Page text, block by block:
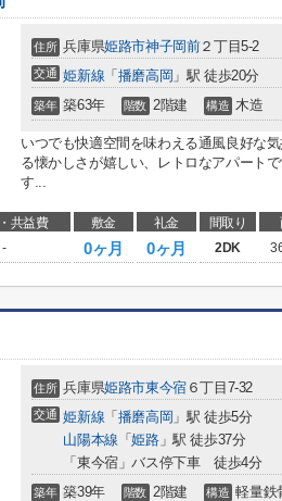
住所 兵庫県姫路市神子岡前２丁目5-2
交通 姫新線 「 播磨高岡 」駅 徒歩20分
築年 築63年 階数 2階建 構造 木造
いつでも快適空間を味わえる通風良好な
る懐かしさが嬉しい、レトロなアパート
す...
共益費 敷金 礼金 間取り
- 0ヶ月 0ヶ月 2DK
住所 兵庫県姫路市東今宿６丁目7-32
交通 姫新線 「 播磨高岡 」駅 徒歩5分
山陽本線 「姫路」駅 徒歩37分
「東今宿」バス停下車 徒歩4分
築年 築39年 階数 2階建 構造 軽量鉄